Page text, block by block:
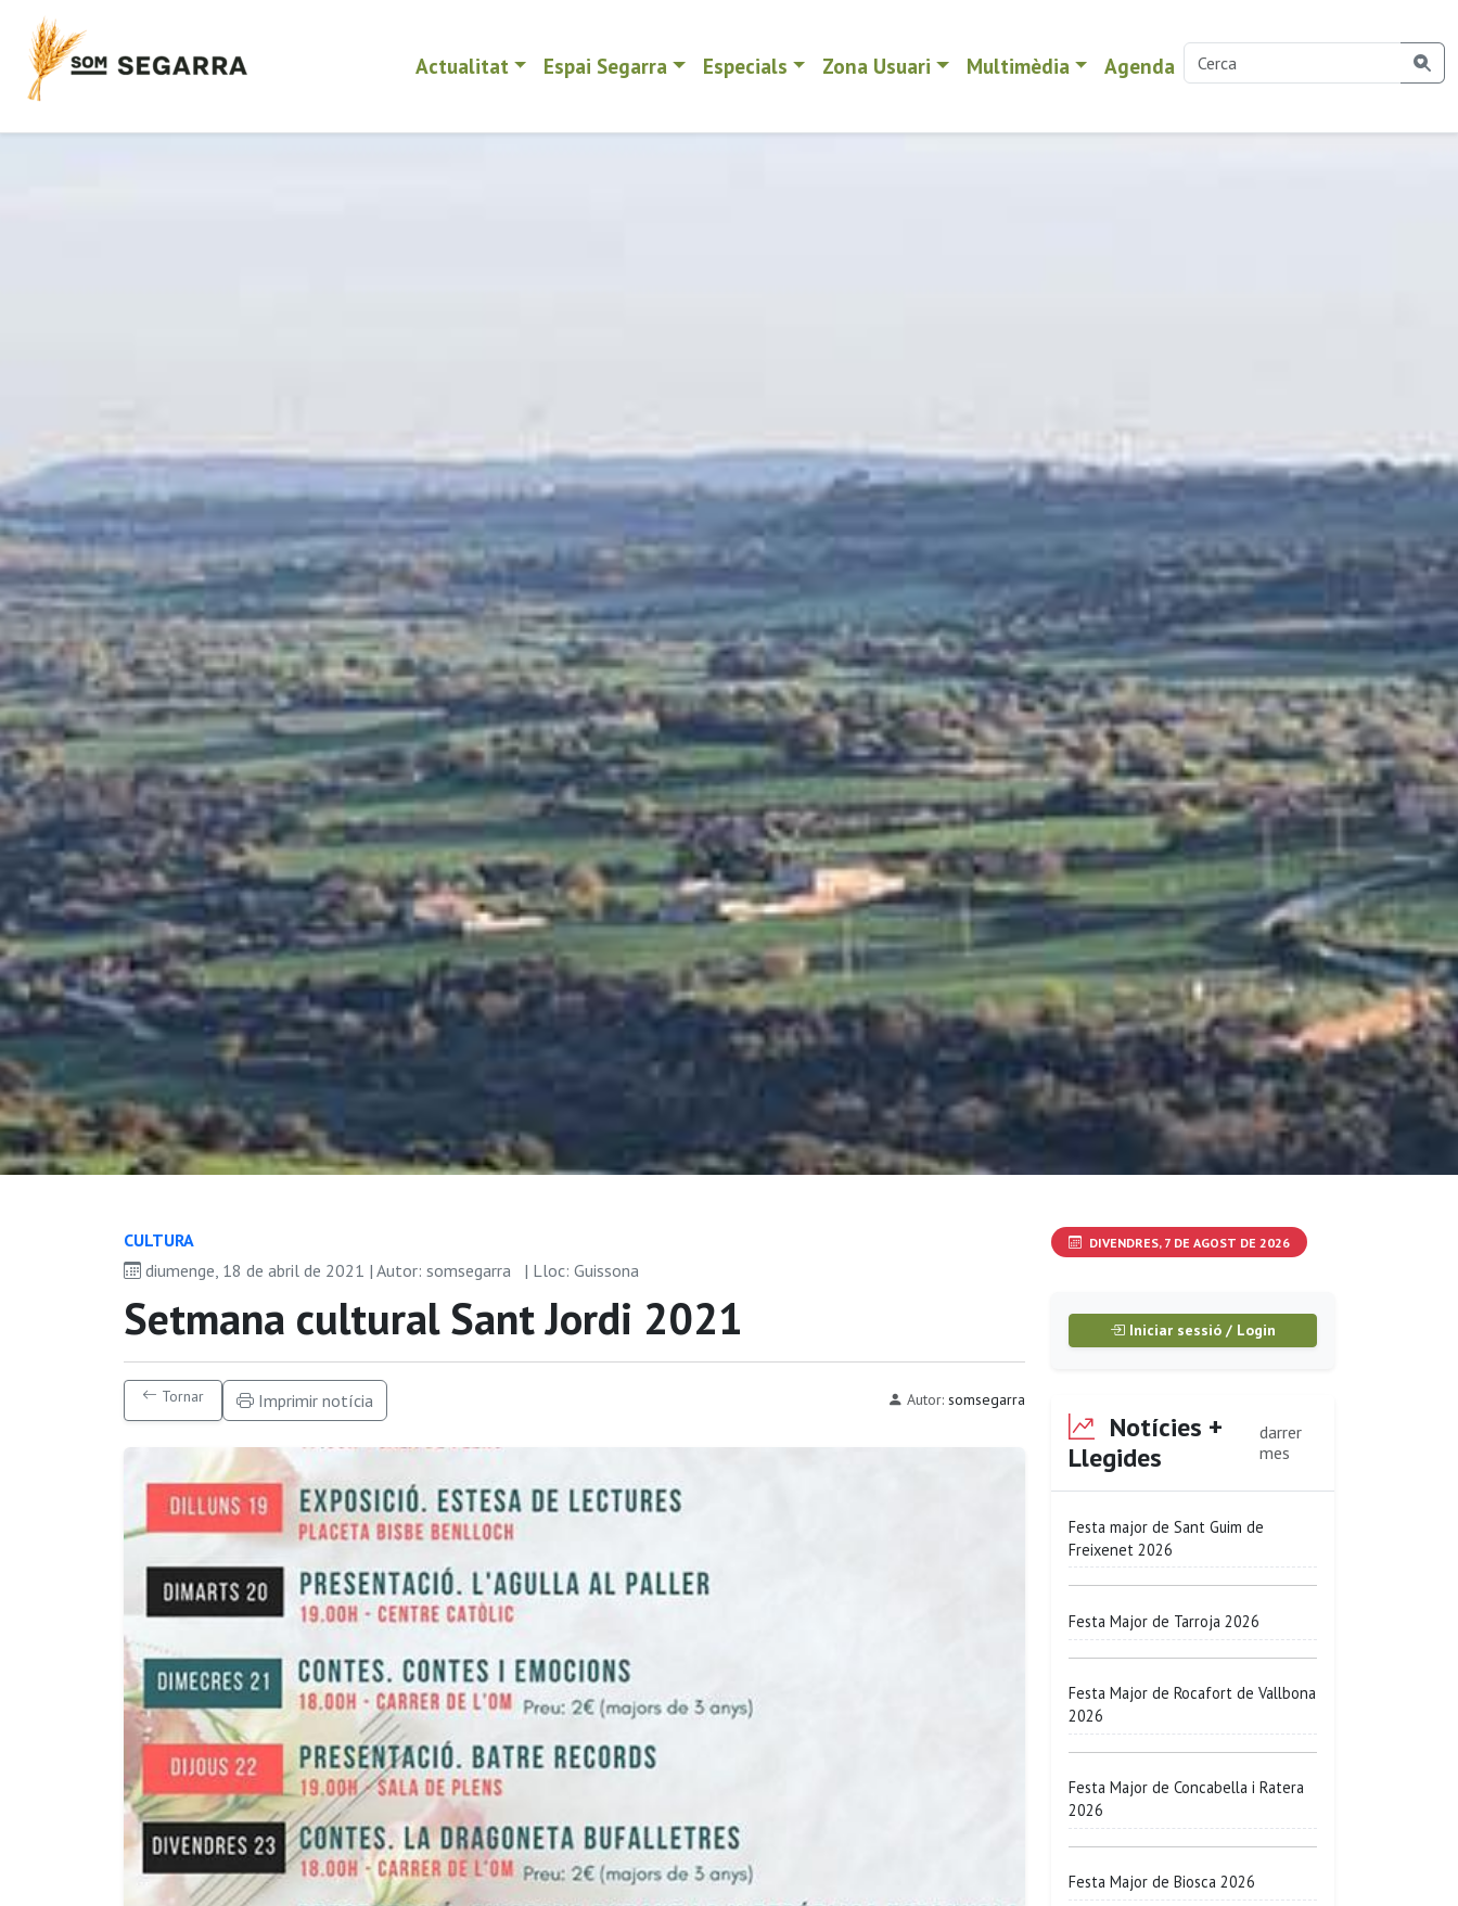
Actualitat Espai Segarra Especials Zona Usuari Multimèdia Agenda
CULTURA
diumenge, 18 de abril de 2021 | Autor: somsegarra
| Lloc: Guissona
Setmana cultural Sant Jordi 2021
Tornar Imprimir notícia Autor: somsegarra
DIVENDRES, 7 DE AGOST DE 2026
Iniciar sessió / Login
Notícies +
Llegides
darrer
mes
Festa major de Sant Guim de
Freixenet 2026
Festa Major de Tarroja 2026
Festa Major de Rocafort de Vallbona
2026
Festa Major de Concabella i Ratera
2026
Festa Major de Biosca 2026